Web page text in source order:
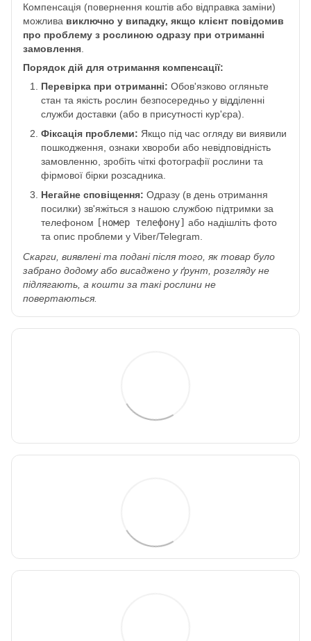
Компенсація (повернення коштів або відправка заміни)
можлива виключно у випадку, якщо клієнт повідомив
про проблему з рослиною одразу при отриманні
замовлення
Порядок дій для отримання компенсації:
Перевірка при отриманні: Обов'язково огляньте
стан та якість рослин безпосередньо у відділенні
служби доставки (або в присутності кур'єра).
Фіксація проблеми: Якщо під час огляду ви виявили
пошкодження, ознаки хвороби або невідповідність
замовленню, зробіть чіткі фотографії рослини та
фірмової бірки розсадника.
Негайне сповіщення: Одразу (в день отримання
посилки) зв'яжіться з нашою службою підтримки за
телефоном [номер телефону] або надішліть фото
та опис проблеми у Viber/Telegram.
Скарги, виявлені та подані після того, як товар було
забрано додому або висаджено у ґрунт, розгляду не
підлягають, а кошти за такі рослини не
повертаються.